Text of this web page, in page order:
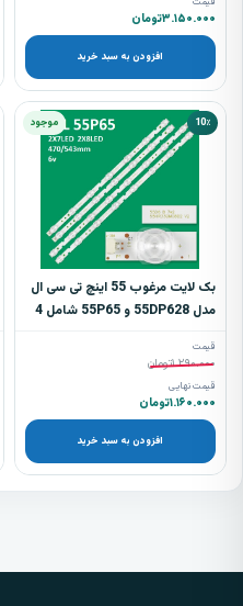
۳.۱۵۰.۰۰۰تومان
افزودن به سبد خرید
10٪ موجود
بک لایت مرغوب 55 اینچ تی سی ال
مدل 55DP628 و 55P65 شامل 4
قیمت
۱.۲۹۰.۰۰۰تومان
قیمت نهایی
۱.۱۶۰.۰۰۰تومان
افزودن به سبد خرید